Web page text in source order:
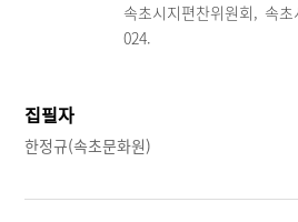
속초시지편찬위원회, 속
024.
집필자
한정규(속초문화원)